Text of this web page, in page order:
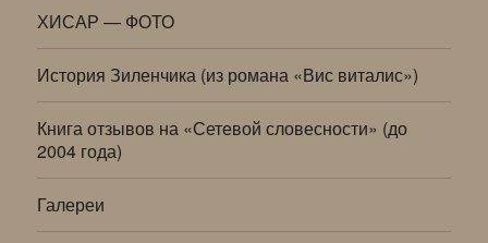
ХИСАР — ФОТО
История Зиленчика (из романа «Вис виталис»)
Книга отзывов на «Сетевой словесности» (до
2004 года)
Галереи